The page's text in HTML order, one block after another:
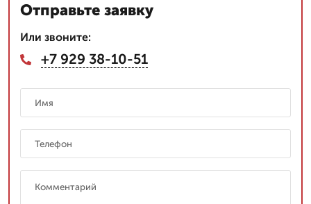
Отправьте заявку
Или звоните:
+7 929 38-10-51